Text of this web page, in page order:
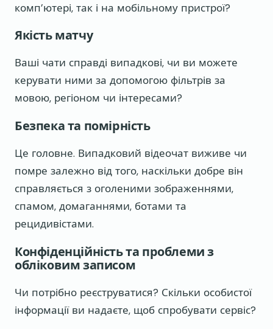
комп’ютері, так і на мобільному пристрої?
Якість матчу
Ваші чати справді випадкові, чи ви можете
керувати ними за допомогою фільтрів за
мовою, регіоном чи інтересами?
Безпека та помірність
Це головне. Випадковий відеочат виживе чи
помре залежно від того, наскільки добре він
справляється з оголеними зображеннями,
спамом, домаганнями, ботами та
рецидивістами.
Конфіденційність та проблеми з
обліковим записом
Чи потрібно реєструватися? Скільки особистої
інформації ви надаєте, щоб спробувати сервіс?